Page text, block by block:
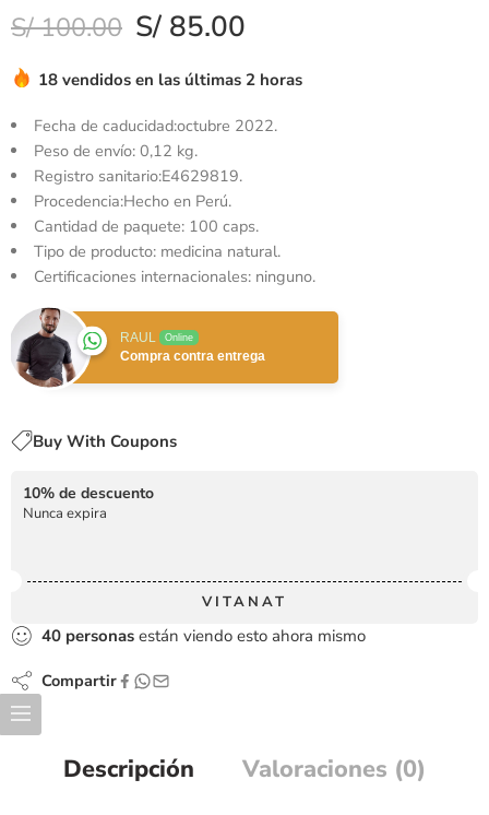
S/100.00 S/ 85.00
18 vendidos en las últimas 2 horas
Fecha de caducidad:octubre 2022.
Peso de envío: 0,12 kg.
Registro sanitario:E4629819.
Procedencia:Hecho en Perú.
Cantidad de paquete: 100 caps.
Tipo de producto: medicina natural.
Certificaciones internacionales: ninguno.
RAUL Online
Compra contra entrega
Buy With Coupons
10% de descuento
Nunca expira
VITANAT
40 personas están viendo esto ahora mismo
Compartir
Descripción Valoraciones (0)